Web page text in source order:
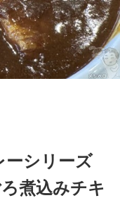
ーシリーズ
煮込みチキ